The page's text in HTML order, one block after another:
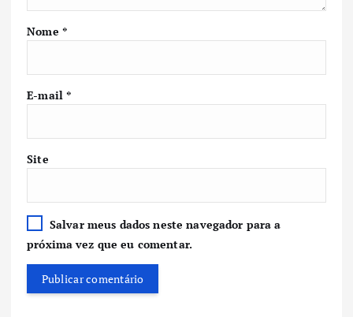
Nome *
E-mail*
Site
Salvar meus dados neste navegador para a
próxima vez que eu comentar.